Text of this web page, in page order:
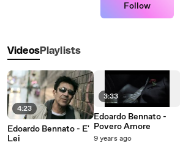
Follow
VideosPlaylists
4:23
Edoardo Bennato - E'
Lei
3:33
Edoardo Bennato -
Povero Amore
9 years ago